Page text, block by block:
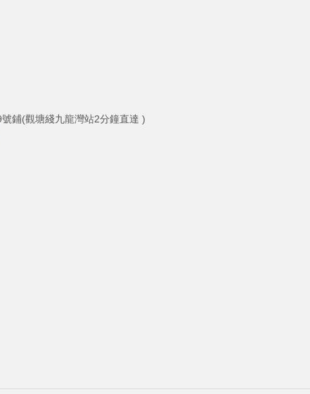
鋪(觀塘綫九龍灣站2分鐘直達 )